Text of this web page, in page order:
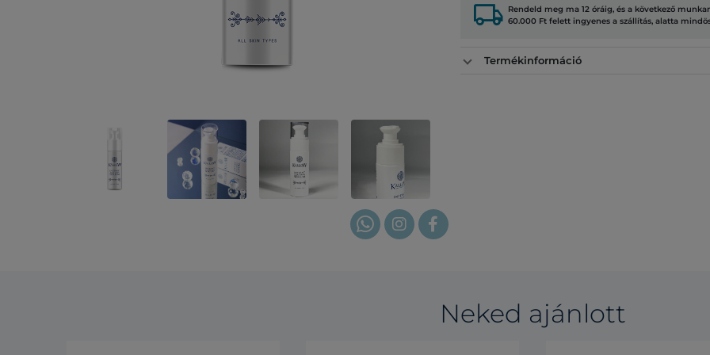
local_shipping Rendeld meg ma 12 óráig, és a következő
60.000 Ft felett ingyenes a szállítás, alatta
Termékinformáció
Neked ajánlott